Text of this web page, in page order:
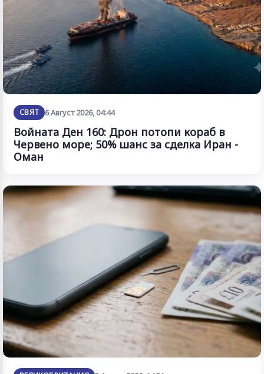
СВЯТ 6 Август 2026, 04:44
Войната Ден 160: Дрон потопи кораб в
Червено море; 50% шанс за сделка Иран -
Оман